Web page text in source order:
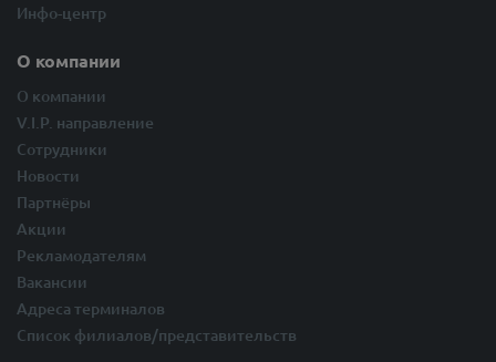
Инфо-центр
О компании
О компании
V.I.P. направление
Сотрудники
Новости
Партнёры
Акции
Рекламодателям
Вакансии
Адреса терминалов
Список филиалов/представительств